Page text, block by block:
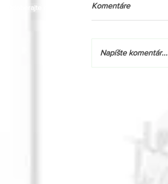
Komentáre
Napíšte komentár...
Odoberajte naše novinky